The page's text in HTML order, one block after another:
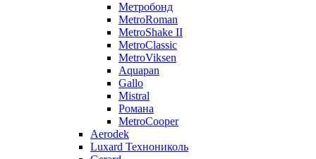
Метробонд
MetroRoman
MetroShake II
MetroClassic
MetroViksen
Aquapan
Gallo
Mistral
Романа
MetroCooper
Aerodek
Luxard Технониколь